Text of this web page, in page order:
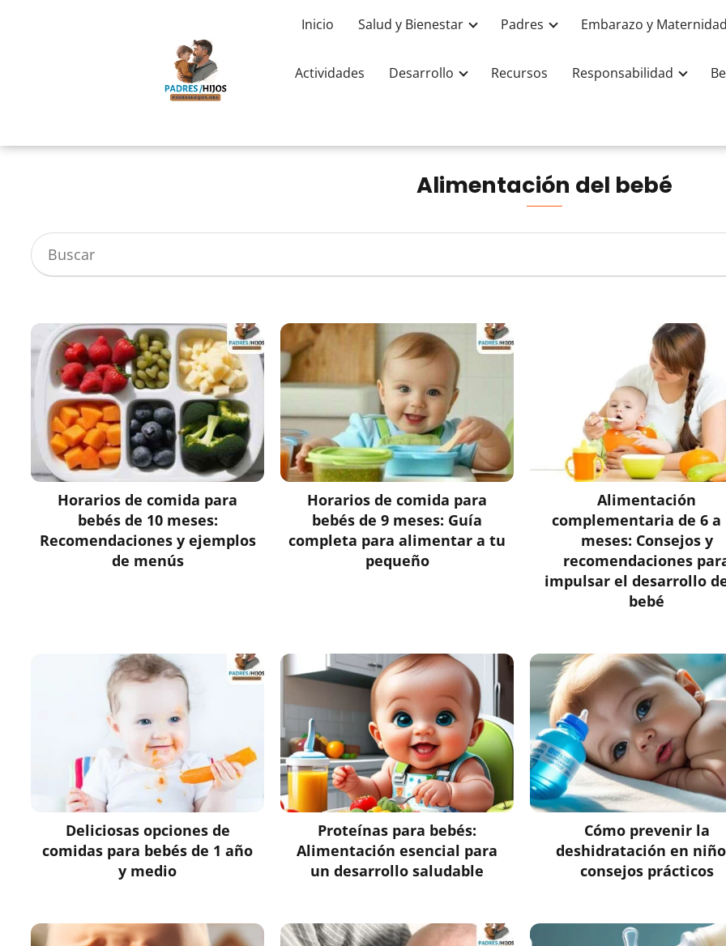
Inicio Salud y Bienestar Padres Embarazo y
Actividades Desarrollo Recursos Responsabilidad
Alimentación del bebé
Horarios de comida para
bebés de 10 meses:
Recomendaciones y ejemplos
de menús
Horarios de comida para
bebés de 9 meses: Guía
completa para alimentar a tu
pequeño
Alimentación
complementaria de 6 a
meses: Consejos y
recomendaciones
impulsar el desarrollo
bebé
Deliciosas opciones de
comidas para bebés de 1 año
y medio
Proteínas para bebés:
Alimentación esencial para
un desarrollo saludable
Cómo prevenir la
deshidratación en
consejos prácticos